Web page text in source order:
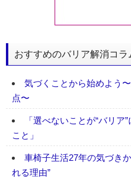
おすすめのバリア解消コラ
気づくことから始めよう
点〜
「選べないことが“バリ
こと」
車椅子生活27年の気づき
れる理由”